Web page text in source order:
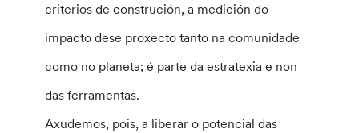
criterios de construción, a medición do
impacto dese proxecto tanto na comunidade
como no planeta; é parte da estratexia e non
das ferramentas.
Axudemos, pois, a liberar o potencial das